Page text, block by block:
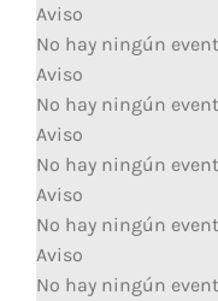
Aviso
No hay ningún
Aviso
No hay ningún
Aviso
No hay ningún
Aviso
No hay ningún
Aviso
No hay ningún